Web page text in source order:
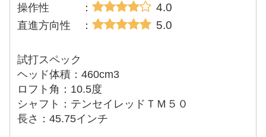
操作性 ： 4.0
直進方向性 ： 5.0
試打スペック
ヘッド体積：460cm3
ロフト角：10.5度
シャフト：テンセイレッドＴＭ５０
長さ：45.75インチ